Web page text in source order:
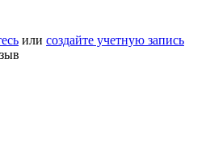
или создайте учетную запись